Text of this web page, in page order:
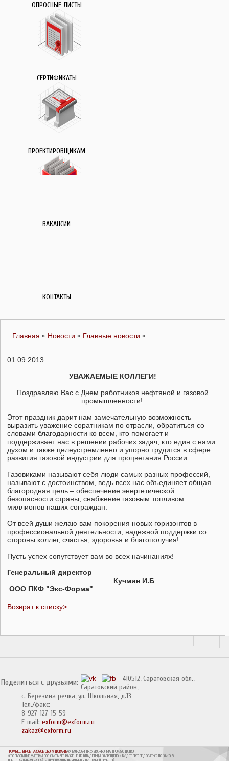
ОПРОСНЫЕ ЛИСТЫ
СЕРТИФИКАТЫ
ПРОЕКТИРОВЩИКАМ
ВАКАНСИИ
КОНТАКТЫ
Главная Новости Главные новости
01.09.2013
УВАЖАЕМЫЕ КОЛЛЕГИ!
Поздравляю Вас с Днем работников нефтяной и газовой
промышленности!
Этот праздник дарит нам замечательную возможность
выразить уважение соратникам по отрасли, обратиться со
словами благодарности ко всем, кто помогает и
поддерживает нас в решении рабочих задач, кто един с нами
духом и также целеустремленно и упорно трудится в сфере
развития газовой индустрии для процветания России.
Газовиками называют себя люди самых разных профессий,
называют с достоинством, ведь всех нас объединяет общая
благородная цель – обеспечение энергетической
безопасности страны, снабжение газовым топливом
миллионов наших сограждан.
От всей души желаю вам покорения новых горизонтов в
профессиональной деятельности, надежной поддержки со
стороны коллег, счастья, здоровья и благополучия!
Пусть успех сопутствует вам во всех начинаниях!
Генеральный директор
Кучмин И.Б
ООО ПКФ "Экс-Форма"
Возврат к списку>
Поделиться с друзьями:
410512, Саратовская обл.,
Саратовский район,
с. Березина речка, ул. Школьная, д.13
Тел./факс:
8-927-127-15-59
E-mail: exform@exform.ru
zakaz@exform.ru
© 1991-2024 ПКФ ЭКС-ФОРМА. ПРОИЗВОДСТВО
ПРОМЫШЛЕННОЕ ГАЗОВОЕ ОБОРУДОВАНИЕ
.
ИСПОЛЬЗОВАНИЕ МАТЕРИАЛОВ САЙТА БЕЗ РАЗРЕШЕНИЯ ВЛАДЕЛЬЦА ЗАПРЕЩЕНО И БУДЕТ ПРЕСЛЕДОВАТЬСЯ ПО ЗАКОНУ.